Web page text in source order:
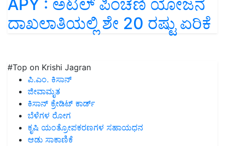
APY : ಅಟಲ್ ಪಿಂಚಣಿ ಯೋಜನೆ
ದಾಖಲಾತಿಯಲ್ಲಿ ಶೇ 20 ರಷ್ಟು ಏರಿಕೆ
#Top on Krishi Jagran
ಪಿ.ಎಂ. ಕಿಸಾನ್
ಜೀವಾಮೃತ
ಕಿಸಾನ್ ಕ್ರೇಡಿಟ್ ಕಾರ್ಡ್
ಬೆಳೆಗಳ ರೋಗ
ಕೃಷಿ ಯಂತ್ರೋಪಕರಣಗಳ ಸಹಾಯಧನ
ಆಡು ಸಾಕಾಣಿಕೆ